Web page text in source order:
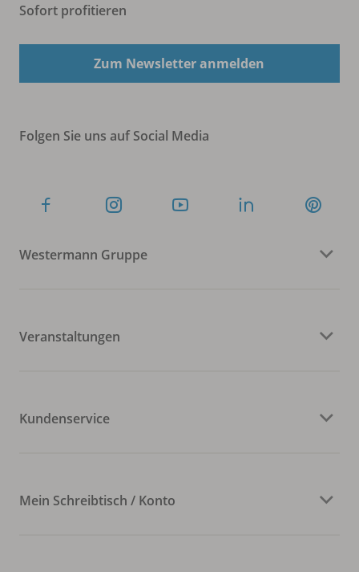
Sofort profitieren
Zum Newsletter anmelden
Folgen Sie uns auf Social Media
Westermann Gruppe
Veranstaltungen
Kundenservice
Mein Schreibtisch / Konto